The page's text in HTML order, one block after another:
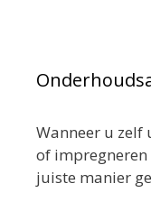
Wanneer u zelf
of
juiste manier